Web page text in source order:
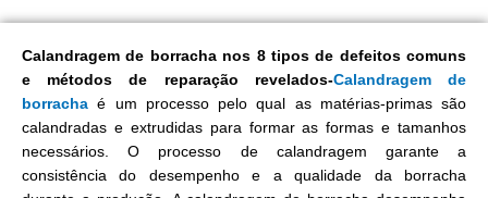
Calandragem de borracha nos 8 tipos de defeitos comuns
e métodos de reparação revelados-Calandragem de
borracha é um processo pelo qual as matérias-primas são
calandradas e extrudidas para formar as formas e tamanhos
necessários. O processo de calandragem garante a
consistência do desempenho e a qualidade da borracha